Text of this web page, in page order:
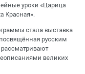
уроки «Царица
Красная».
стала выставка
русским
великих